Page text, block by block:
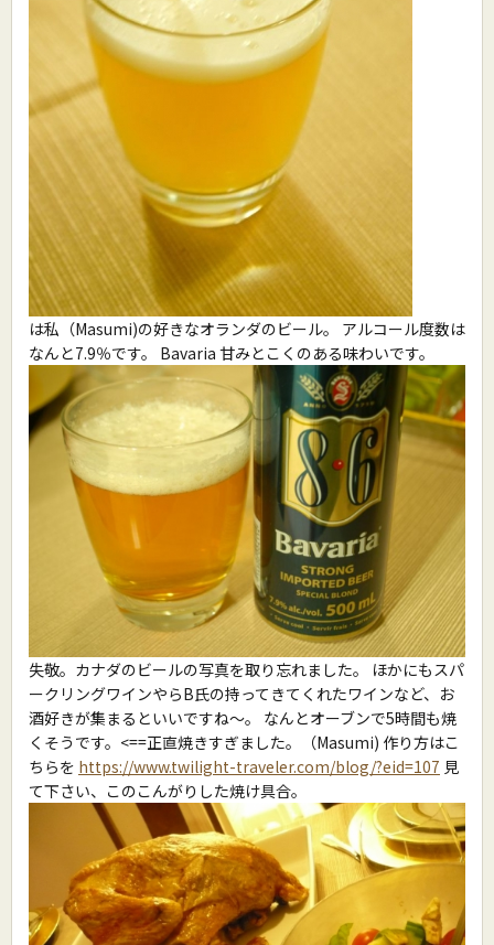
は私（Masumi)の好きなオランダのビール。 アルコール度数は
なんと7.9％です。 Bavaria 甘みとこくのある味わいです。
失敬。カナダのビールの写真を取り忘れました。 ほかにもスパ
ークリングワインやらB氏の持ってきてくれたワインなど、お
酒好きが集まるといいですね〜。 なんとオーブンで5時間も焼
くそうです。<==正直焼きすぎました。（Masumi) 作り方はこ
ちらを https://www.twilight-traveler.com/blog/?eid=107 見
て下さい、このこんがりした焼け具合。